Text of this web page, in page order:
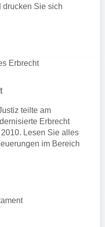
drucken Sie sich
teilte am
Erbrecht
Lesen Sie alles
im Bereich